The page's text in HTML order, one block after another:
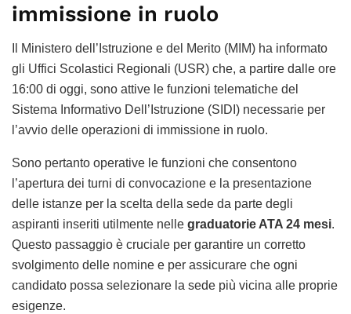
immissione in ruolo
Il Ministero dell’Istruzione e del Merito (MIM) ha informato
gli Uffici Scolastici Regionali (USR) che, a partire dalle ore
16:00 di oggi, sono attive le funzioni telematiche del
Sistema Informativo Dell’Istruzione (SIDI) necessarie per
l’avvio delle operazioni di immissione in ruolo.
Sono pertanto operative le funzioni che consentono
l’apertura dei turni di convocazione e la presentazione
delle istanze per la scelta della sede da parte degli
aspiranti inseriti utilmente nelle graduatorie ATA 24 mesi.
Questo passaggio è cruciale per garantire un corretto
svolgimento delle nomine e per assicurare che ogni
candidato possa selezionare la sede più vicina alle proprie
esigenze.